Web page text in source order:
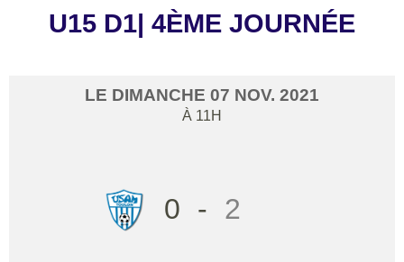
U15 D1| 4ÈME JOURNÉE
LE DIMANCHE 07 NOV. 2021
À 11H
0 - 2